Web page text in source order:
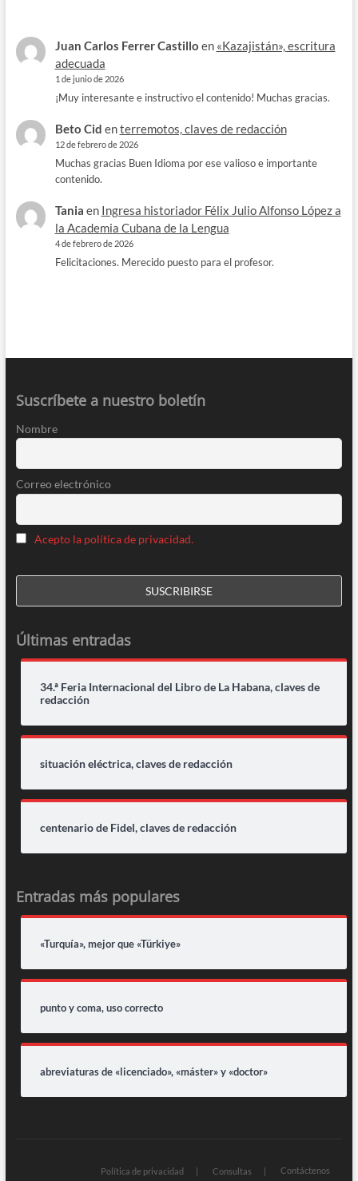
Juan Carlos Ferrer Castillo en «Kazajistán», escritura
adecuada
1 de junio de 2026
¡Muy interesante e instructivo el contenido! Muchas gracias.
Beto Cid enterremotos, claves de redacción
12 de febrero de 2026
Muchas gracias Buen Idioma por ese valioso e importante
contenido.
Tania en Ingresa historiador Félix Julio Alfonso López a
la Academia Cubana de la Lengua
4 de febrero de 2026
Felicitaciones. Merecido puesto para el profesor.
Suscríbete a nuestro boletín
Nombre
Correo electrónico
Acepto la política de privacidad.
Últimas entradas
34.ª Feria Internacional del Libro de La Habana, claves de
redacción
situación eléctrica, claves de redacción
centenario de Fidel, claves de redacción
Entradas más populares
«Turquía», mejor que «Türkiye»
punto y coma, uso correcto
abreviaturas de «licenciado», «máster» y «doctor»
Política de privacidad Consultas Contáctenos